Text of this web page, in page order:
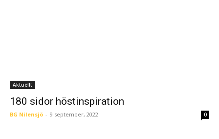
Aktuellt
180 sidor höstinspiration
BG Nilensjö - 9 september, 2022 0